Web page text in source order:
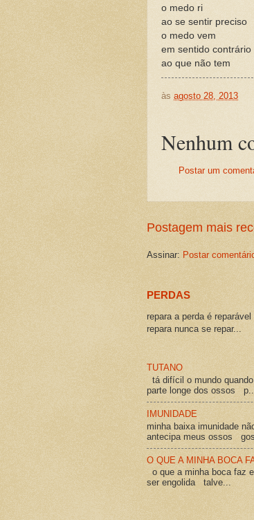
o medo ri
ao se sentir preciso
o medo vem
em sentido contrário
ao que não tem
às agosto 28, 2013
Nenhum
Postar um
Postagem mais
Assinar: Postar
PERDAS
repara a perda é
repara nunca se repar...
TUTANO
tá difícil o mundo
parte longe dos ossos p...
IMUNIDADE
minha baixa imunidade
antecipa meus ossos
O QUE A MINHA BOCA
o que a minha boca faz
ser engolida talve...